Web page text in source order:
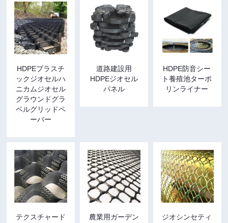
HDPEプラスチ
ックジオセルハ
ニカムジオセル
グラウンドグラ
ベルグリッドペ
ーバー
道路建設用
HDPEジオセル
パネル
HDPE防音シー
ト養殖池ターポ
リンライナー
テクスチャード
農業用ガーデン
ジオシンセティ